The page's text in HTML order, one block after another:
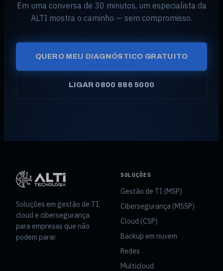
Em uma conversa de 30 minutos, um especialista da
ALTI mostra o caminho — sem compromisso.
QUERO MEU DIAGNÓSTICO GRATUITO
LIGAR 0800 886 5000
Soluções em gestão de TI,
cloud e cibersegurança
para empresas que não
podem parar.
SOLUÇÕES
Gestão de TI (MSP)
Cibersegurança (MSSP)
Cloud (CSP)
Backup em nuvem
Redes
Multicloud